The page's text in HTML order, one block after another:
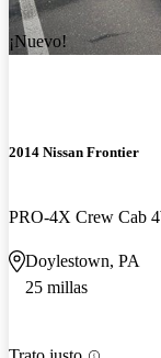
¡Nuevo!
2014 Nissan Frontier
PRO-4X Crew Cab
Doylestown, PA
25 millas